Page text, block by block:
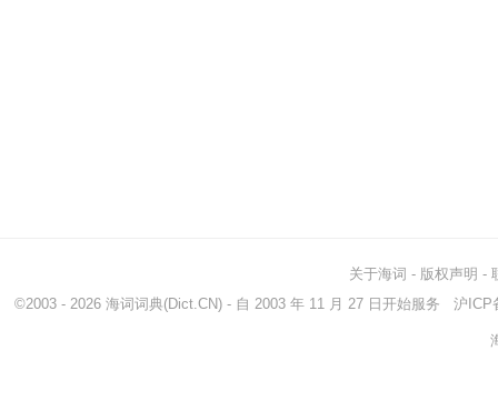
关于海词 - 版权声明 -
©2003 - 2026 海词词典(Dict.CN) - 自 2003 年 11 月 27 日开始服务 沪ICP